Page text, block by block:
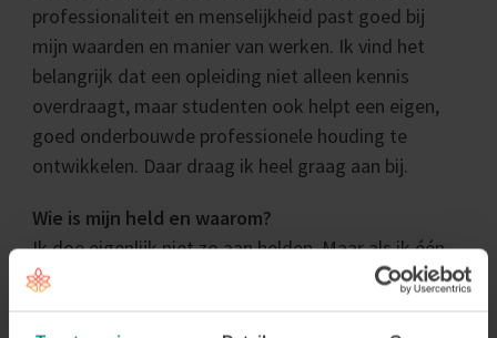
professionaliteit en menselijkheid past goed bij
mijn waarden en manier van werken. Ik vind het
belangrijk dat een opleiding niet alleen kennis
overdraagt, maar studenten ook helpt een eigen,
goed onderbouwde professionele houding te
ontwikkelen. Daar draag ik heel graag aan bij.
Wie is mijn held en waarom?
Ik doe eigenlijk niet zo aan helden. Maar als ik één
naam moet noemen, dan is dat Carl Rogers. Zijn